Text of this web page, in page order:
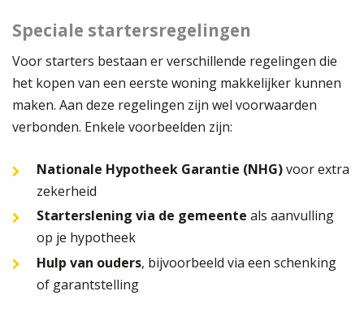
Speciale startersregelingen
Voor starters bestaan er verschillende regelingen die
het kopen van een eerste woning makkelijker kunnen
maken. Aan deze regelingen zijn wel voorwaarden
verbonden. Enkele voorbeelden zijn:
Nationale Hypotheek Garantie (NHG)voor extra
zekerheid
Starterslening via de gemeente als aanvulling
op je hypotheek
Hulp van ouders, bijvoorbeeld via een schenking
of garantstelling